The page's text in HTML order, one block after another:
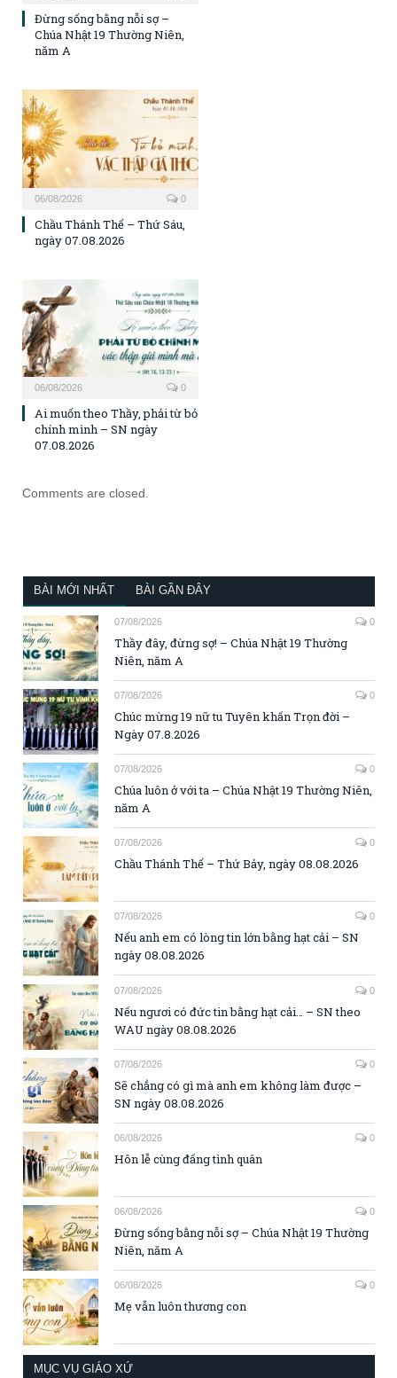
Đừng sống bằng nỗi sợ –
Chúa Nhật 19 Thường Niên,
năm A
06/08/2026 0
Chầu Thánh Thể – Thứ Sáu,
ngày 07.08.2026
06/08/2026 0
Ai muốn theo Thầy, phải từ bỏ
chính mình – SN ngày
07.08.2026
Comments are closed.
BÀI MỚI NHẤT BÀI GẦN ĐÂY
07/08/2026 0
Thầy đây, đừng sợ! – Chúa Nhật 19 Thường
Niên, năm A
07/08/2026 0
Chúc mừng 19 nữ tu Tuyên khấn Trọn đời –
Ngày 07.8.2026
07/08/2026 0
Chúa luôn ở với ta – Chúa Nhật 19 Thường Niên,
năm A
07/08/2026 0
Chầu Thánh Thể – Thứ Bảy, ngày 08.08.2026
07/08/2026 0
Nếu anh em có lòng tin lớn bằng hạt cải – SN
ngày 08.08.2026
07/08/2026 0
Nếu ngươi có đức tin bằng hạt cải… – SN theo
WAU ngày 08.08.2026
07/08/2026 0
Sẽ chẳng có gì mà anh em không làm được –
SN ngày 08.08.2026
06/08/2026 0
Hôn lễ cùng đấng tình quân
06/08/2026 0
Đừng sống bằng nỗi sợ – Chúa Nhật 19 Thường
Niên, năm A
06/08/2026 0
Mẹ vẫn luôn thương con
MỤC VỤ GIÁO XỨ